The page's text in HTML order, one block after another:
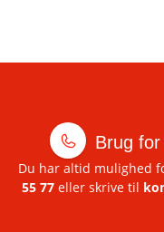
Brug
Du har altid mulighed
55 77 eller skrive til